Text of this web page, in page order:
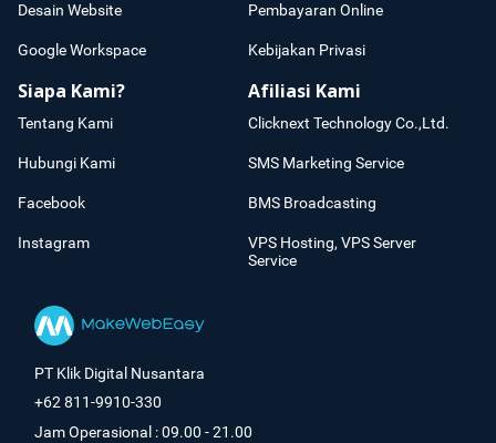
Desain Website
Google Workspace
Pembayaran Online
Kebijakan Privasi
Siapa Kami?
Tentang Kami
Hubungi Kami
Facebook
Instagram
Afiliasi Kami
Clicknext Technology Co.,Ltd.
SMS Marketing Service
BMS Broadcasting
VPS Hosting, VPS Server
Service
PT Klik Digital Nusantara
+62 811-9910-330
Jam Operasional : 09.00 - 21.00